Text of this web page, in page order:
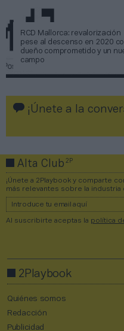
RCD Mallorca: revalorización
pese al descenso en 2020
dueño comprometido y un
campo
¡Únete a la
Alta Club2P
¡Únete a 2Playbook y comparte
más relevantes sobre la
Al suscribirte aceptas la política
2Playbook
Quiénes somos
Redacción
Publicidad